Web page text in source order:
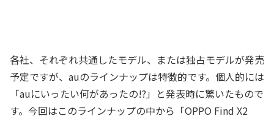
各社、それぞれ共通したモデル、または独占モデルが発売
予定ですが、auのラインナップは特徴的です。個人的には
「auにいったい何があったの!?」と発表時に驚いたもので
す。今回はこのラインナップの中から「OPPO Find X2